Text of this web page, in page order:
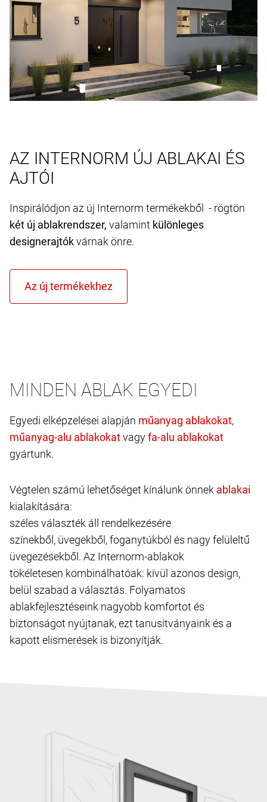
AZ INTERNORM ÚJ ABLAKAI ÉS
AJTÓI
Inspirálódjon az új Internorm termékekből - rögtön
két új ablakrendszer, valamint különleges
designerajtókvárnak önre.
MINDEN ABLAK EGYEDI
Egyedi elképzelései alapján
,
vagy
gyártunk.
Végtelen számú lehetőséget kínálunk önnek
kialakítására:
széles választék áll rendelkezésére
színekből, üvegekből, foganytúkból és nagy felüleltű
üvegezésekből. Az Internorm-ablakok
tökéletesen kombinálhatóak: kívül azonos design,
belül szabad a választás. Folyamatos
ablakfejlesztéseink nagyobb komfortot és
biztonságot nyújtanak, ezt tanusítványaink és a
kapott elismerések is bizonyítják.